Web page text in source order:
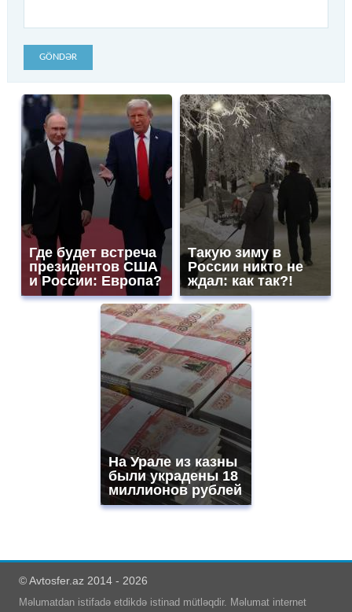
GÖNDƏR
Где будет встреча
президентов США
и России: Европа?
Такую зиму в
России никто не
ждал: как так?!
На Урале из казны
были украдены 18
миллионов рублей
© Avtosfer.az 2014 - 2026
Məlumatdan istifadə etdikdə istinad mütləqdir. Məlumat internet